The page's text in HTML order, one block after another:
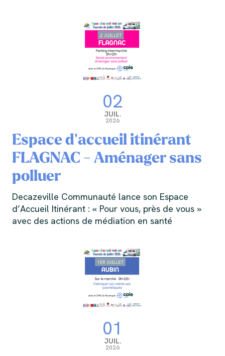
02
JUIL.
2026
Espace d'accueil itinérant
FLAGNAC - Aménager sans
polluer
Decazeville Communauté lance son Espace
d’Accueil Itinérant : « Pour vous, près de vous »
avec des actions de médiation en santé
01
JUIL.
2026